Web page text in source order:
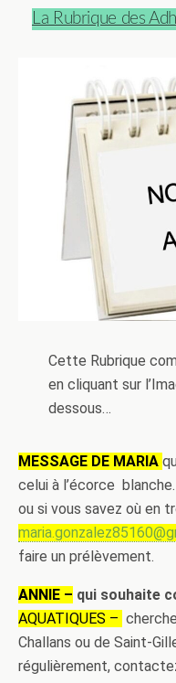
La Rubrique des
Cette Rubrique
en cliquant sur
dessous…
MESSAGE DE MARIA
celui à l’écorce
ou si vous savez où en
faire un prélèvement.
ANNIE – qui souhaite
AQUATIQUES –
Challans ou de Saint-
régulièrement,